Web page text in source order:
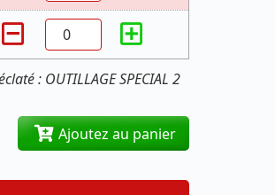
: OUTILLAGE SPECIAL 2
Ajoutez au panier